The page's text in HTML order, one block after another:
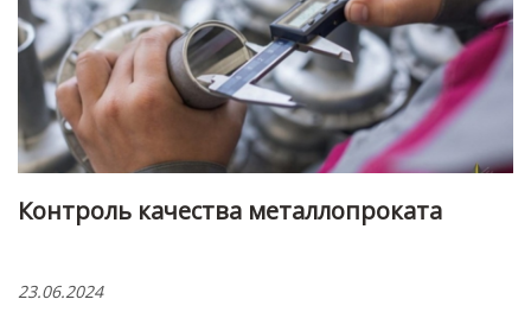
Контроль качества металлопроката
23.06.2024